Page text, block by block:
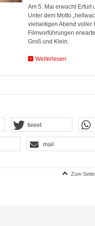
Am 5. Mai erwacht Erfurt
Unter dem Motto
vielseitigen Abend voller
Filmvorführungen
Groß und Klein.
Weiterlesen
tweet
mail
Zum